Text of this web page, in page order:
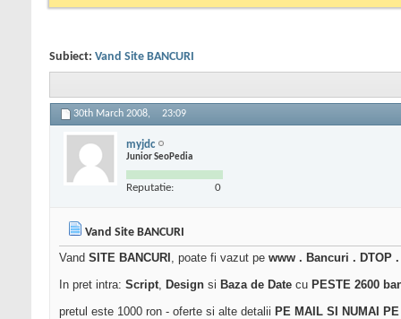
Subiect: Vand Site BANCURI
30th March 2008, 23:09
myjdc
Junior SeoPedia
Reputatie: 0
Vand Site BANCURI
Vand SITE BANCURI , poate fi vazut pe www . Bancuri . DTOP
In pret intra: Script, Design si Baza de Date cu PESTE 2600
pretul este 1000 ron - oferte si alte detalii PE MAIL SI NUMAI